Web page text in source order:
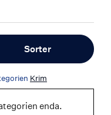
Sorter
Krim
enda.